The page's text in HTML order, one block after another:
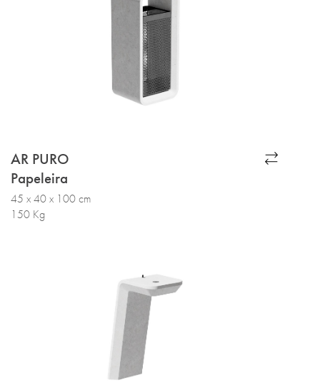
AR PURO
Papeleira
45 x 40 x 100 cm
150 Kg